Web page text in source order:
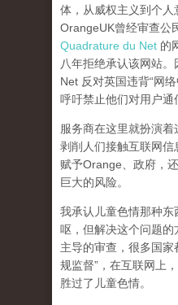
体，从威权主义到个人
OrangeUK曾经审查公
Quadrature du Net 的
八年拒绝承认该网站
Net 反对英国违背“网
呼吁禁止他们对用户通
服务商在这里就扮演
剥削人们接触互联网信
赋予Orange、政府，
巨大的风险。
我承认儿童色情那种
呕，但解决这个问题的
主导的审查，很多国家
规监督”，在互联网上
胜过了儿童色情。